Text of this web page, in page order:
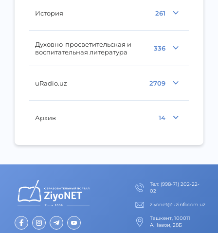
История 261
Духовно-просветительская и
воспитательная литература
336
uRadio.uz 2709
Архив 14
Тел: (998-71) 202-22-
02
ziyonet@uzinfocom.uz
Ташкент, 100011
А.Навои, 28Б